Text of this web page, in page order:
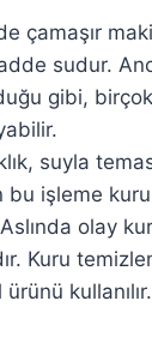
çamaşır
sudur.
gibi,
suyla
bu işleme
olay
Kuru
kullanılır.